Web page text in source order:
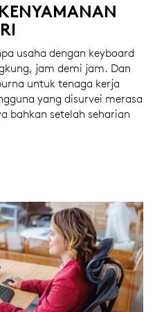
usaha dengan keyboard
jam demi jam. Dan
untuk tenaga kerja
yang disurvei merasa
bahkan setelah seharian
Logitech AS dengan 105